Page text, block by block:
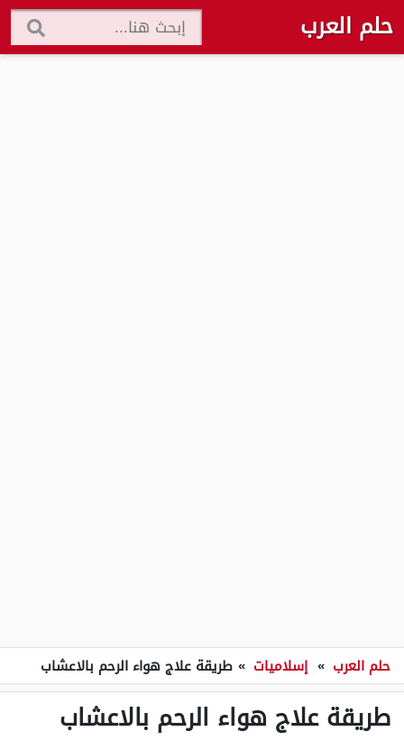
حلم العرب
حلم العرب » إسلاميات » طريقة علاج هواء الرحم بالاعشاب
طريقة علاج هواء الرحم بالاعشاب